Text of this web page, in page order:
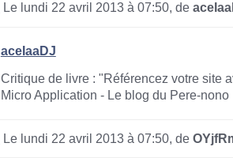
Le lundi 22 avril 2013 à 07:50, de
aceIaaDJ
Critique de livre : "Référencez votre site
Micro Application - Le blog du Pere-nono
Le lundi 22 avril 2013 à 07:50, de